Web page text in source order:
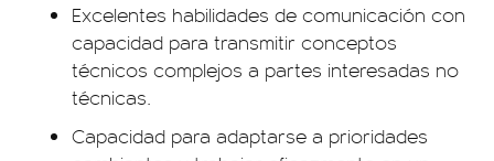
Excelentes habilidades de comunicación con
capacidad para transmitir conceptos
técnicos complejos a partes interesadas no
técnicas.
Capacidad para adaptarse a prioridades